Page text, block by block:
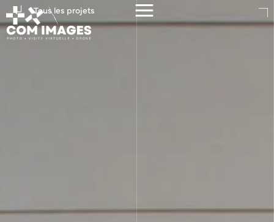
Tous les projets